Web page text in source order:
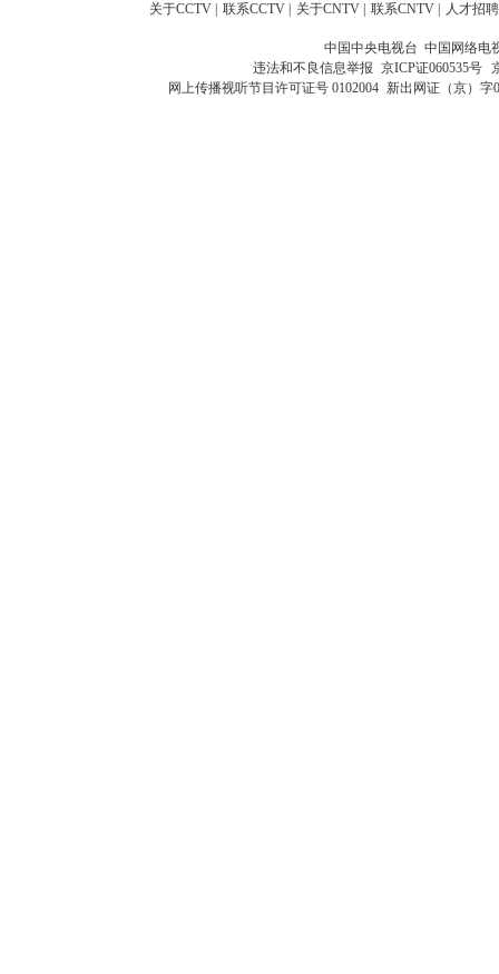
关于CCTV 联系CCTV 关于CNTV 联系CNTV 人才招聘
中国中央电视台 中国网络电
违法和不良信息举报 京ICP证060535号
网上传播视听节目许可证号 0102004 新出网证（京）